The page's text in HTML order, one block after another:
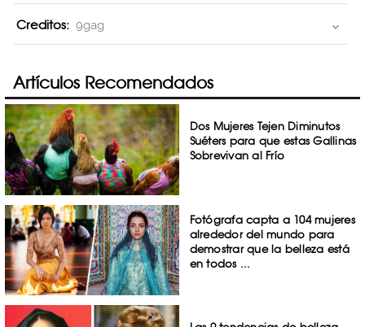
Creditos: 9gag
Artículos Recomendados
Dos Mujeres Tejen Diminutos
Suéters para que estas Gallinas
Sobrevivan al Frío
Fotógrafa capta a 104 mujeres
alrededor del mundo para
demostrar que la belleza está
en todos ...